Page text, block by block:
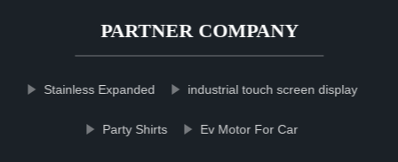
PARTNER COMPANY
Stainless Expanded industrial touch screen display
Party Shirts Ev Motor For Car